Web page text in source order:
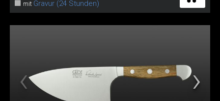
mit Gravur (24 Stunden)